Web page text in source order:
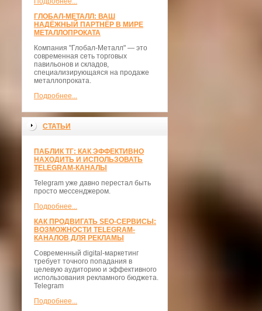
ГЛОБАЛ-МЕТАЛЛ: ВАШ
НАДЁЖНЫЙ ПАРТНЁР В МИРЕ
МЕТАЛЛОПРОКАТА
Компания "Глобал-Металл" — это
современная сеть торговых
павильонов и складов,
специализирующаяся на продаже
металлопроката.
Подробнее...
СТАТЬИ
ПАБЛИК ТГ: КАК ЭФФЕКТИВНО
НАХОДИТЬ И ИСПОЛЬЗОВАТЬ
TELEGRAM-КАНАЛЫ
Telegram уже давно перестал быть
просто мессенджером.
Подробнее...
КАК ПРОДВИГАТЬ SEO-СЕРВИСЫ:
ВОЗМОЖНОСТИ TELEGRAM-
КАНАЛОВ ДЛЯ РЕКЛАМЫ
Современный digital-маркетинг
требует точного попадания в
целевую аудиторию и эффективного
использования рекламного бюджета.
Telegram
Подробнее...